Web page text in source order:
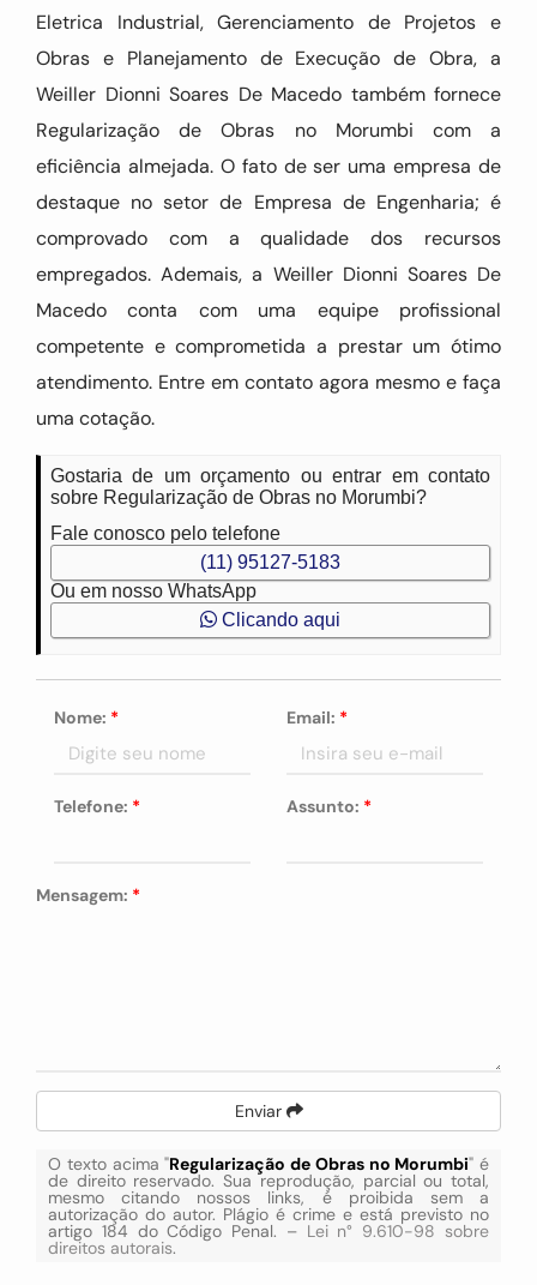
Eletrica Industrial, Gerenciamento de Projetos e
Obras e Planejamento de Execução de Obra, a
Weiller Dionni Soares De Macedo também fornece
Regularização de Obras no Morumbi com a
eficiência almejada. O fato de ser uma empresa de
destaque no setor de Empresa de Engenharia; é
comprovado com a qualidade dos recursos
empregados. Ademais, a Weiller Dionni Soares De
Macedo conta com uma equipe profissional
competente e comprometida a prestar um ótimo
atendimento. Entre em contato agora mesmo e faça
uma cotação.
Gostaria de um orçamento ou entrar em contato
sobre Regularização de Obras no Morumbi?
Fale conosco pelo telefone
(11) 95127-5183
Ou em nosso WhatsApp
Clicando aqui
Nome: * Email: *
Telefone: * Assunto: *
Mensagem: *
Enviar
O texto acima "Regularização de Obras no Morumbi" é
de direito reservado. Sua reprodução, parcial ou total,
mesmo citando nossos links, é proibida sem a
autorização do autor. Plágio é crime e está previsto no
artigo 184 do Código Penal. – Lei n° 9.610-98 sobre
direitos autorais.